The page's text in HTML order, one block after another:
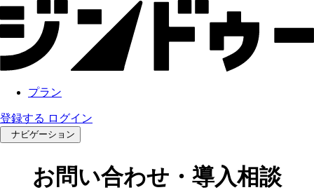
プラン
登録する ログイン
ナビゲーション
お問い合わせ・導入相談